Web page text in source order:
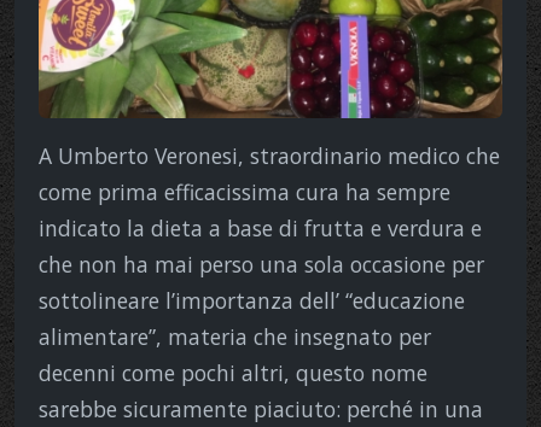
A Umberto Veronesi, straordinario medico che
come prima efficacissima cura ha sempre
indicato la dieta a base di frutta e verdura e
che non ha mai perso una sola occasione per
sottolineare l’importanza dell’ “educazione
alimentare”, materia che insegnato per
decenni come pochi altri, questo nome
sarebbe sicuramente piaciuto: perché in una